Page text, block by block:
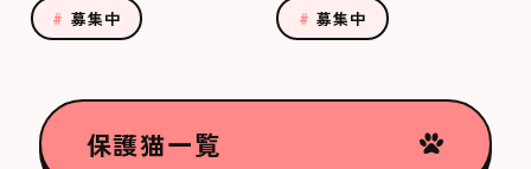
募集中 募集中
保護猫一覧